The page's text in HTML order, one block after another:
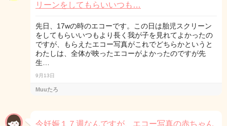
リーンをしてもらいいつも…
先日、17wの時のエコーです。この日は胎児スクリーン
をしてもらいいつもより長く我が子を見れてよかったの
ですが、もらえたエコー写真がこれでどちらかというと
わたしは、全体が映ったエコーがよかったのですが先
生…
9月13日
Muuたろ
今妊娠１７週なんですが、エコー写真の赤ちゃん